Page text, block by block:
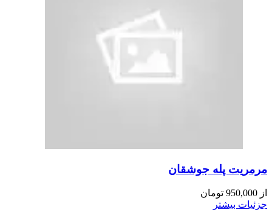
مرمریت پله جوشقان
از 950,000 تومان
جزئیات بیشتر